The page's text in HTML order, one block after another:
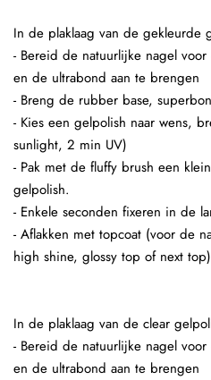
In de plaklaag van de gekleurde
- Bereid de natuurlijke nagel
en de ultrabond aan te brengen
- Breng de rubber base,
- Kies een gelpolish naar wens,
sunlight, 2 min UV)
- Pak met de fluffy brush een
gelpolish.
- Enkele seconden fixeren in de
- Aflakken met topcoat (voor de
high shine, glossy top of next top)
In de plaklaag van de clear
- Bereid de natuurlijke nagel
en de ultrabond aan te brengen